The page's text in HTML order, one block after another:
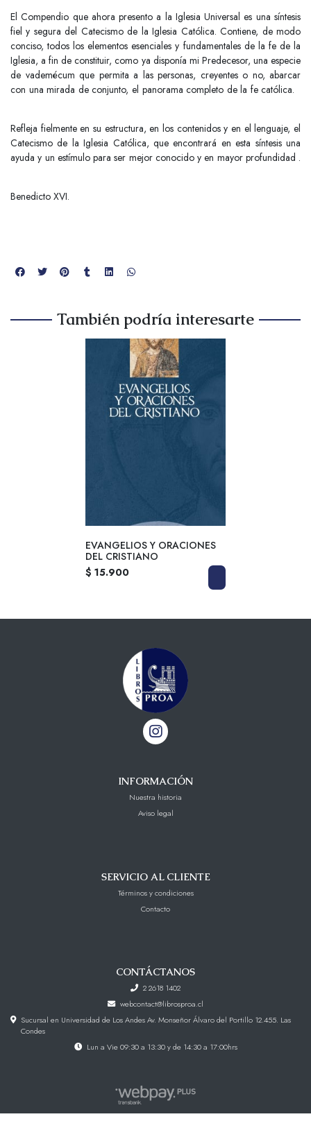
El Compendio que ahora presento a la Iglesia Universal es una síntesis
fiel y segura del Catecismo de la Iglesia Católica. Contiene, de modo
conciso, todos los elementos esenciales y fundamentales de la fe de la
Iglesia, a fin de constituir, como ya disponía mi Predecesor, una especie
de vademécum que permita a las personas, creyentes o no, abarcar
con una mirada de conjunto, el panorama completo de la fe católica.
Refleja fielmente en su estructura, en los contenidos y en el lenguaje, el
Catecismo de la Iglesia Católica, que encontrará en esta síntesis una
ayuda y un estímulo para ser mejor conocido y en mayor profundidad .
Benedicto XVI.
También podría interesarte
EVANGELIOS Y ORACIONES
DEL CRISTIANO
$ 15.900
INFORMACIÓN
Nuestra historia
Aviso legal
SERVICIO AL CLIENTE
Términos y condiciones
Contacto
CONTÁCTANOS
2 2618 1402
webcontact@librosproa.cl
Sucursal en Universidad de Los Andes Av. Monseñor Álvaro del Portillo 12.455. Las
Condes
Lun a Vie 09:30 a 13:30 y de 14:30 a 17:00hrs